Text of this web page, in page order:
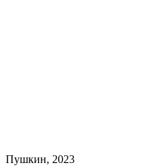
Пушкин, 2023